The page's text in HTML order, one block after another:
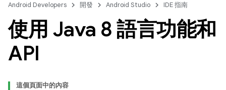
Android Developers 開發 Android Studio IDE 指南
使用 Java 8 語言功能和
API
這個頁面中的內容